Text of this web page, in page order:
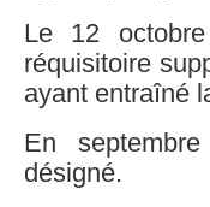
Le 12
réquisitoire
ayant entraîné
En
désigné.